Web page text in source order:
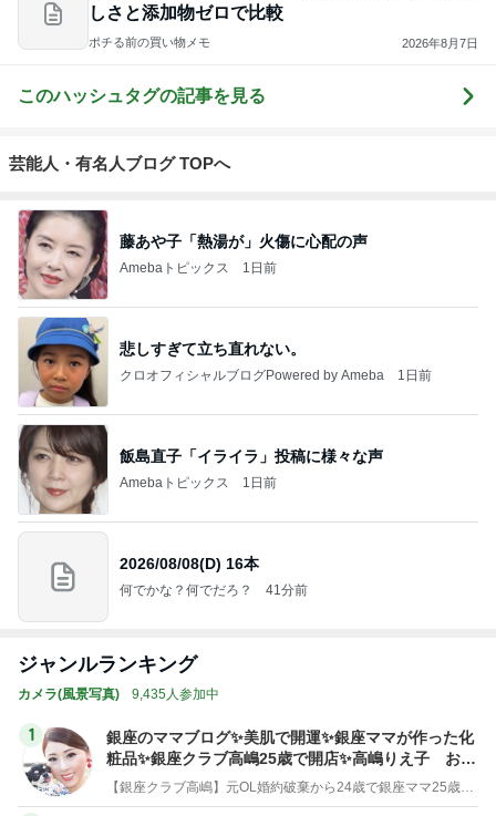
しさと添加物ゼロで比較
ポチる前の買い物メモ 2026年8月7日
このハッシュタグの記事を見る
芸能人・有名人ブログ TOPへ
藤あや子「熱湯が」火傷に心配の声
Amebaトピックス 1日前
悲しすぎて立ち直れない。
クロオフィシャルブログPowered by Ameba 1日前
飯島直子「イライラ」投稿に様々な声
Amebaトピックス 1日前
2026/08/08(D) 16本
何でかな？何でだろ？ 41分前
ジャンルランキング
カメラ(風景写真) 9,435人参加中
1
銀座のママブログ✨美肌で開運✨銀座ママが作った化
粧品✨銀座クラブ高嶋25歳で開店✨高嶋りえ子 お着
物でエルメス バーキン コーデ
【銀座クラブ高嶋】元OL婚約破棄から24歳で銀座ママ25歳でオーナーママ銀座 美肌で開運♡パワースポット巡り高嶋りえ子ブログ